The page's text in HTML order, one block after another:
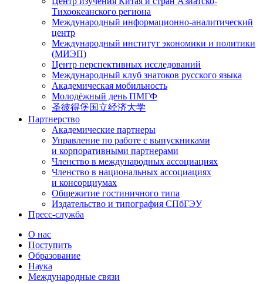
Тихоокеанского региона
Международный информационно-аналитический
центр
Международный институт экономики и политики
(МИЭП)
Центр перспективных исследований
Международный клуб знатоков русского языка
Академическая мобильность
Молодёжный день ПМГФ
圣彼得堡国立经济大学
Партнерство
Академические партнеры
Управление по работе с выпускниками
и корпоративными партнерами
Членство в международных ассоциациях
Членство в национальных ассоциациях
и консорциумах
Общежитие гостиничного типа
Издательство и типография СПбГЭУ
Пресс-служба
О нас
Поступить
Образование
Наука
Международные связи